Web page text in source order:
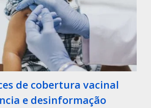
de cobertura vacinal
e desinformação